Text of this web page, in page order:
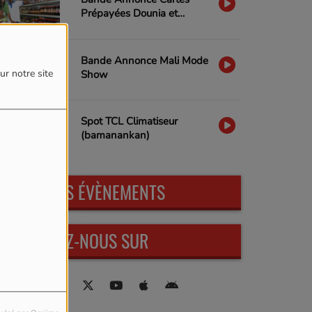
notre site
Prépayées Dounia et
Bande Annonce Mali Mode
Show
Spot TCL Climatiseur
(bamanankan)
ÉVÈNEMENTS
NOUS SUR